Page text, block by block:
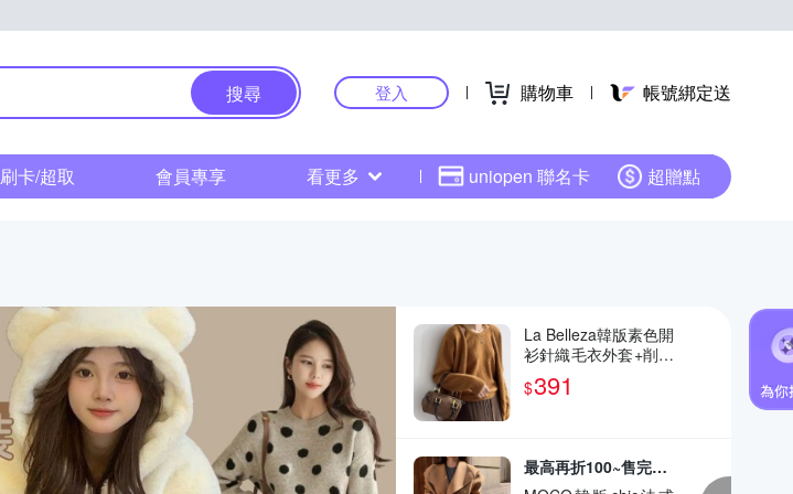
搜尋 登入 購物車 帳號綁定送
刷卡/超取 會員專享 看更多 uniopen 聯名卡 超贈點
La Belleza韓版素色開
衫針織毛衣外套+削肩
套頸吊帶毛料針織背
心兩件式
$391
最高再折100~售完不補